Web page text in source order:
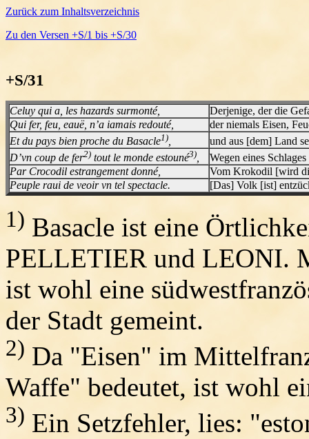
Zurück zum Inhaltsverzeichnis
Zu den Versen +S/1 bis +S/30
+S/31
Celuy qui a, les hazards surmonté,
Derjenige, der die
Qui fer, feu, eauë, n’a iamais redouté,
der niemals Eisen,
Et du pays bien proche du Basacle1)
und aus [dem] Land
D’vn coup de fer2) tout le monde estouné3)
Wegen eines
Par Crocodil estrangement donné,
Vom Krokodil [wird
Peuple raui de veoir vn tel spectacle.
[Das] Volk [ist]
1) Basacle ist eine
PELLETIER und LEONI.
ist wohl eine
der Stadt gemeint.
2) Da "Eisen" im
Waffe" bedeutet, ist wohl
3) Ein Setzfehler, lies: